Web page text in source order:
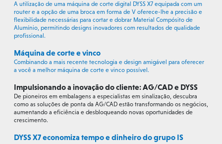
A utilização de uma máquina de corte digital DYSS X7 equipada com um
router e a opção de uma broca em forma de V oferece-lhe a precisão e
flexibilidade necessárias para cortar e dobrar Material Compósito de
Alumínio, permitindo designs inovadores com resultados de qualidade
profissional.
Máquina de corte e vinco
Combinando a mais recente tecnologia e design amigável para oferecer
a você a melhor máquina de corte e vinco possível.
Impulsionando a inovação do cliente: AG/CAD e DYSS
De pioneiros em embalagens a especialistas em sinalização, descubra
como as soluções de ponta da AG/CAD estão transformando os negócios,
aumentando a eficiência e desbloqueando novas oportunidades de
crescimento.
DYSS X7 economiza tempo e dinheiro do grupo IS